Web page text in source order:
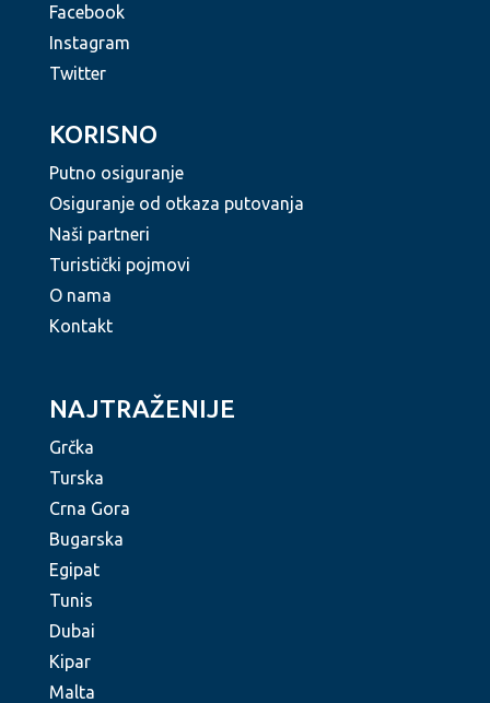
Facebook
Instagram
Twitter
KORISNO
Putno osiguranje
Osiguranje od otkaza putovanja
Naši partneri
Turistički pojmovi
O nama
Kontakt
NAJTRAŽENIJE
Grčka
Turska
Crna Gora
Bugarska
Egipat
Tunis
Dubai
Kipar
Malta